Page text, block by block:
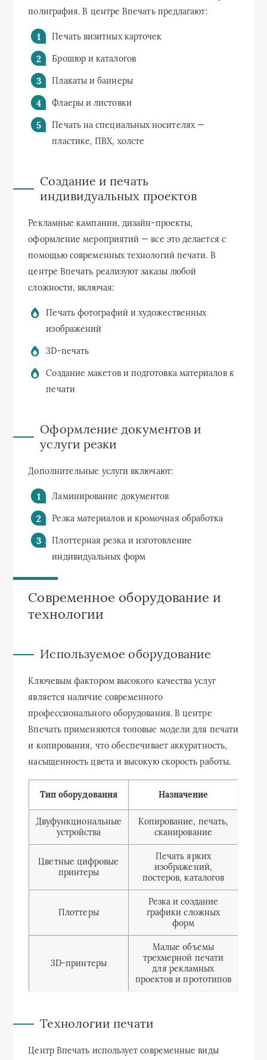
полиграфия. В центре Впечать предлагают:
Печать визитных карточек
Брошюр и каталогов
Плакаты и баннеры
Флаеры и листовки
Печать на специальных носителях —
пластике, ПВХ, холсте
Создание и печать
индивидуальных проектов
Рекламные кампании, дизайн-проекты,
оформление мероприятий — все это делается с
помощью современных технологий печати. В
центре Впечать реализуют заказы любой
сложности, включая:
Печать фотографий и художественных
изображений
3D-печать
Создание макетов и подготовка материалов к
печати
Оформление документов и
услуги резки
Дополнительные услуги включают:
Ламинирование документов
Резка материалов и кромочная обработка
Плоттерная резка и изготовление
индивидуальных форм
Современное оборудование и
технологии
Используемое оборудование
Ключевым фактором высокого качества услуг
является наличие современного
профессионального оборудования. В центре
Впечать применяются топовые модели для печати
и копирования, что обеспечивает аккуратность,
насыщенность цвета и высокую скорость работы.
Тип оборудования Назначение
Двуфункциональные
устройства
Копирование, печать,
сканирование
Цветные цифровые
принтеры
Печать ярких
изображений,
постеров, каталогов
Плоттеры
Резка и создание
графики сложных
форм
3D-принтеры
Малые объемы
трехмерной печати
для рекламных
проектов и прототипов
Технологии печати
Центр Впечать использует современные виды